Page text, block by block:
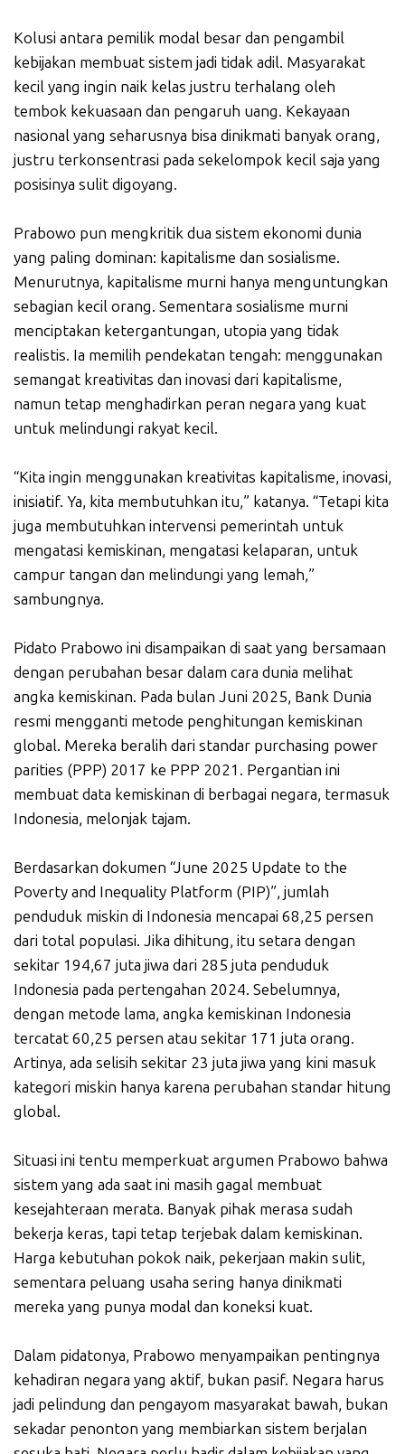
Kolusi antara pemilik modal besar dan pengambil
kebijakan membuat sistem jadi tidak adil. Masyarakat
kecil yang ingin naik kelas justru terhalang oleh
tembok kekuasaan dan pengaruh uang. Kekayaan
nasional yang seharusnya bisa dinikmati banyak orang,
justru terkonsentrasi pada sekelompok kecil saja yang
posisinya sulit digoyang.
Prabowo pun mengkritik dua sistem ekonomi dunia
yang paling dominan: kapitalisme dan sosialisme.
Menurutnya, kapitalisme murni hanya menguntungkan
sebagian kecil orang. Sementara sosialisme murni
menciptakan ketergantungan, utopia yang tidak
realistis. Ia memilih pendekatan tengah: menggunakan
semangat kreativitas dan inovasi dari kapitalisme,
namun tetap menghadirkan peran negara yang kuat
untuk melindungi rakyat kecil.
“Kita ingin menggunakan kreativitas kapitalisme, inovasi,
inisiatif. Ya, kita membutuhkan itu,” katanya. “Tetapi kita
juga membutuhkan intervensi pemerintah untuk
mengatasi kemiskinan, mengatasi kelaparan, untuk
campur tangan dan melindungi yang lemah,”
sambungnya.
Pidato Prabowo ini disampaikan di saat yang bersamaan
dengan perubahan besar dalam cara dunia melihat
angka kemiskinan. Pada bulan Juni 2025, Bank Dunia
resmi mengganti metode penghitungan kemiskinan
global. Mereka beralih dari standar purchasing power
parities (PPP) 2017 ke PPP 2021. Pergantian ini
membuat data kemiskinan di berbagai negara, termasuk
Indonesia, melonjak tajam.
Berdasarkan dokumen “June 2025 Update to the
Poverty and Inequality Platform (PIP)”, jumlah
penduduk miskin di Indonesia mencapai 68,25 persen
dari total populasi. Jika dihitung, itu setara dengan
sekitar 194,67 juta jiwa dari 285 juta penduduk
Indonesia pada pertengahan 2024. Sebelumnya,
dengan metode lama, angka kemiskinan Indonesia
tercatat 60,25 persen atau sekitar 171 juta orang.
Artinya, ada selisih sekitar 23 juta jiwa yang kini masuk
kategori miskin hanya karena perubahan standar hitung
global.
Situasi ini tentu memperkuat argumen Prabowo bahwa
sistem yang ada saat ini masih gagal membuat
kesejahteraan merata. Banyak pihak merasa sudah
bekerja keras, tapi tetap terjebak dalam kemiskinan.
Harga kebutuhan pokok naik, pekerjaan makin sulit,
sementara peluang usaha sering hanya dinikmati
mereka yang punya modal dan koneksi kuat.
Dalam pidatonya, Prabowo menyampaikan pentingnya
kehadiran negara yang aktif, bukan pasif. Negara harus
jadi pelindung dan pengayom masyarakat bawah, bukan
sekadar penonton yang membiarkan sistem berjalan